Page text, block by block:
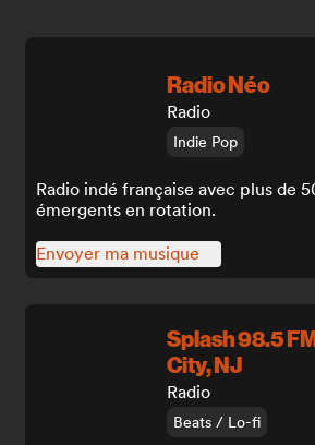
Radio Néo
Radio
Indie Pop
Radio indé française avec plus de
émergents en rotation.
Envoyer ma musique
Splash 98.5
City, NJ
Radio
Beats / Lo-fi